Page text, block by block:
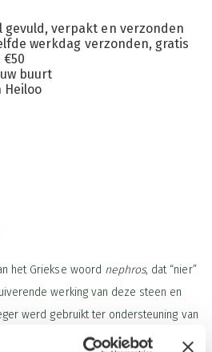
gevuld, verpakt en verzonden
werkdag verzonden, gratis
buurt
Heiloo
het Griekse woord nephros, dat “nier”
werking van deze steen en
werd gebruikt ter ondersteuning van
staat al duizenden jaren bekend als